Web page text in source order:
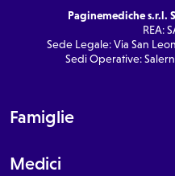
Paginemediche s.r.l.
REA:
Sede Legale: Via San
Sedi Operative:
Famiglie
Medici